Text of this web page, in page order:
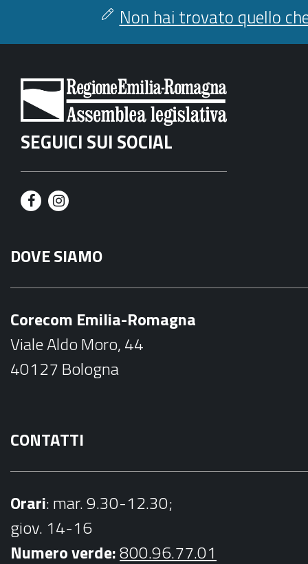
Non hai trovato quello
SEGUICI SUI SOCIAL
F
c
e
o
k
I
s
t
r
a
DOVE SIAMO
Corecom Emilia-Romagna
Viale Aldo Moro, 44
40127 Bologna
CONTATTI
Orari: mar. 9.30-12.30;
giov. 14-16
Numero verde:800.96.77.01